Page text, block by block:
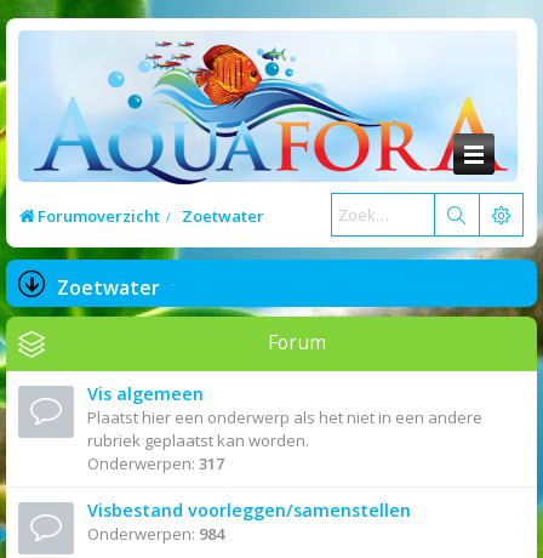
Forumoverzicht Zoetwater
Zoetwater
Forum
Vis algemeen
Plaatst hier een onderwerp als het niet in een andere
rubriek geplaatst kan worden.
Onderwerpen: 317
Visbestand voorleggen/samenstellen
Onderwerpen: 984